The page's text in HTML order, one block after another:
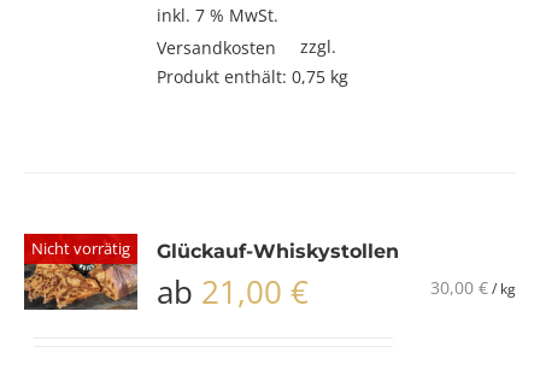
inkl. 7 % MwSt.
zzgl.
Versandkosten
Produkt enthält: 0,75 kg
Nicht vorrätig Glückauf-Whiskystollen
ab 21,00€ 30,00 €/ kg